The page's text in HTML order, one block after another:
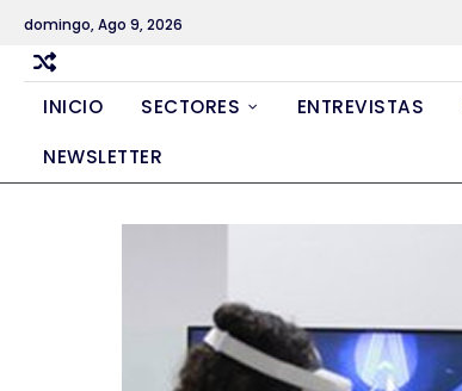
Skip
content
domingo, Ago 9, 2026
INICIO SECTORES ENTREVISTAS
NEWSLETTER